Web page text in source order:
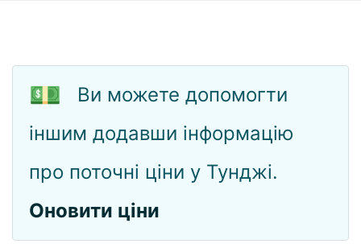
💵
Ви можете допомогти
іншим додавши інформацію
про поточні ціни у Тунджі.
Оновити ціни